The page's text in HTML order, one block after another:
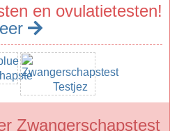
en ovulatietesten!
Zwangerschapstest